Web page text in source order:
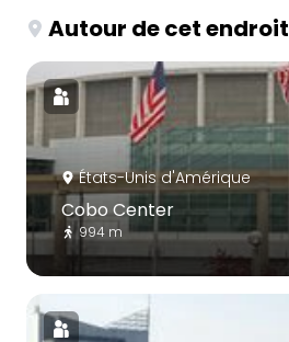
Autour de cet endroit
États-Unis d'Amérique
Cobo Center
994 m